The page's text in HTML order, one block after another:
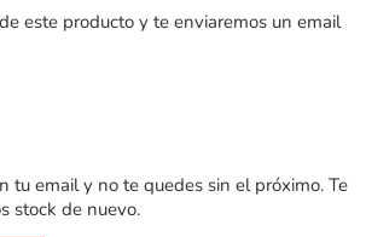
este producto y te enviaremos un email
tu email y no te quedes sin el próximo. Te
stock de nuevo.